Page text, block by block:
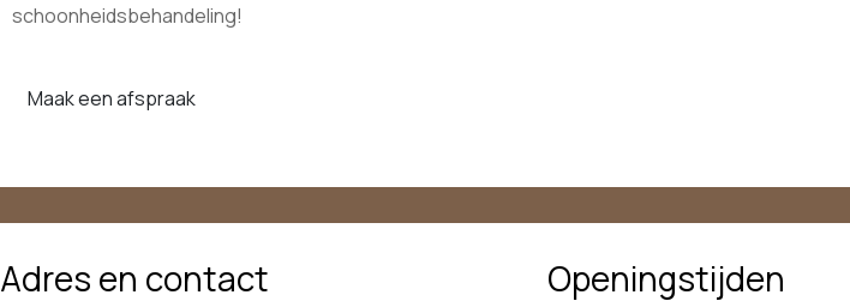
schoonheidsbehandeling!
Maak een afspraak
Adres en contact Openingstijden